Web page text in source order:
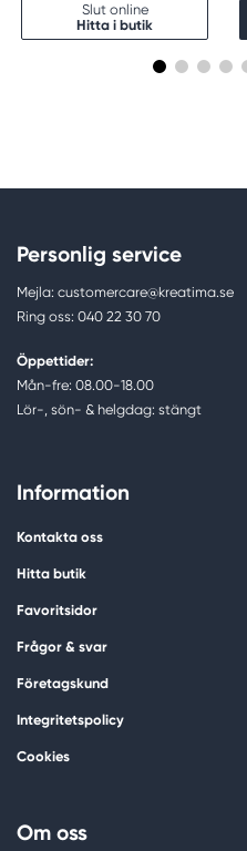
Slut online
Hitta i butik
Personlig service
Mejla: customercare@kreatima.se
Ring oss: 040 22 30 70
Öppettider:
Mån-fre: 08.00-18.00
Lör-, sön- & helgdag: stängt
Information
Kontakta oss
Hitta butik
Favoritsidor
Frågor & svar
Företagskund
Integritetspolicy
Cookies
Om oss